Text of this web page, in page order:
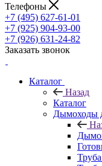
Телефоны
+7 (495) 627-61-01
+7 (925) 904-93-00
+7 (926) 631-24-82
Заказать звонок
Каталог
Назад
Каталог
Дымоходы